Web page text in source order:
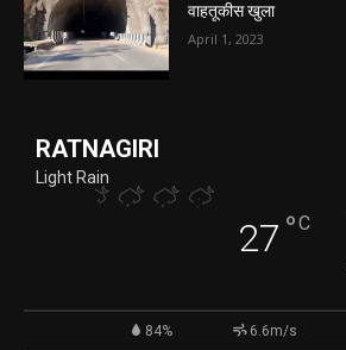
वाहतूकीस खुला
April 1, 2023
RATNAGIRI
Light Rain
27 °C
84% 6.6m/s